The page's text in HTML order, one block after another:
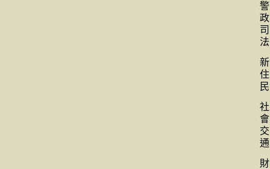
警
政
司
法
新
住
民
社
會
交
通
財